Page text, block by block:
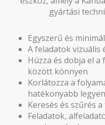
gyártási
Egyszerű és
A feladatok vizuális
Húzza és dobja el
között könnyen
Korlátozza a
hatékonyabb legyen
Keresés és szűrés
Feladatok,